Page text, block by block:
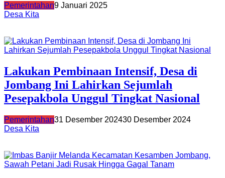
Pemerintahan9 Januari 2025
Desa Kita
Lakukan Pembinaan Intensif, Desa di
Jombang Ini Lahirkan Sejumlah
Pesepakbola Unggul Tingkat Nasional
Pemerintahan31 Desember 202430 Desember 2024
Desa Kita